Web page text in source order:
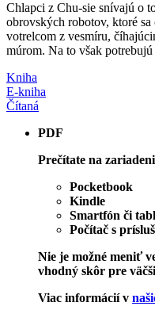
Chlapci z Chu-sie snívajú o
obrovských robotov, ktoré
votrelcom z vesmíru,
múrom. Na to však
Kniha
E-kniha
Čítaná
PDF
Prečítate na
Pocketbook
Kindle
Smartfón či
Počítač s
Nie je možné meniť
vhodný skôr pre
Viac informácií v